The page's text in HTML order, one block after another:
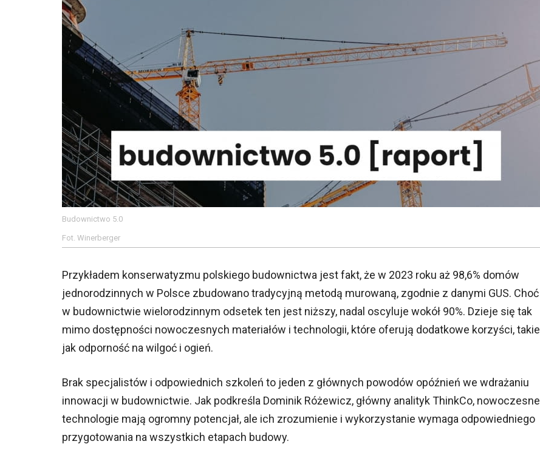
Budownictwo 5.0
Fot. Winerberger
Przykładem konserwatyzmu polskiego budownictwa jest fakt, że w 2023 roku aż 98,6% domów
jednorodzinnych w Polsce zbudowano tradycyjną metodą murowaną, zgodnie z danymi GUS. Choć
w budownictwie wielorodzinnym odsetek ten jest niższy, nadal oscyluje wokół 90%. Dzieje się tak
mimo dostępności nowoczesnych materiałów i technologii, które oferują dodatkowe korzyści, takie
jak odporność na wilgoć i ogień.
Brak specjalistów i odpowiednich szkoleń to jeden z głównych powodów opóźnień we wdrażaniu
innowacji w budownictwie. Jak podkreśla Dominik Różewicz, główny analityk ThinkCo, nowoczesne
technologie mają ogromny potencjał, ale ich zrozumienie i wykorzystanie wymaga odpowiedniego
przygotowania na wszystkich etapach budowy.